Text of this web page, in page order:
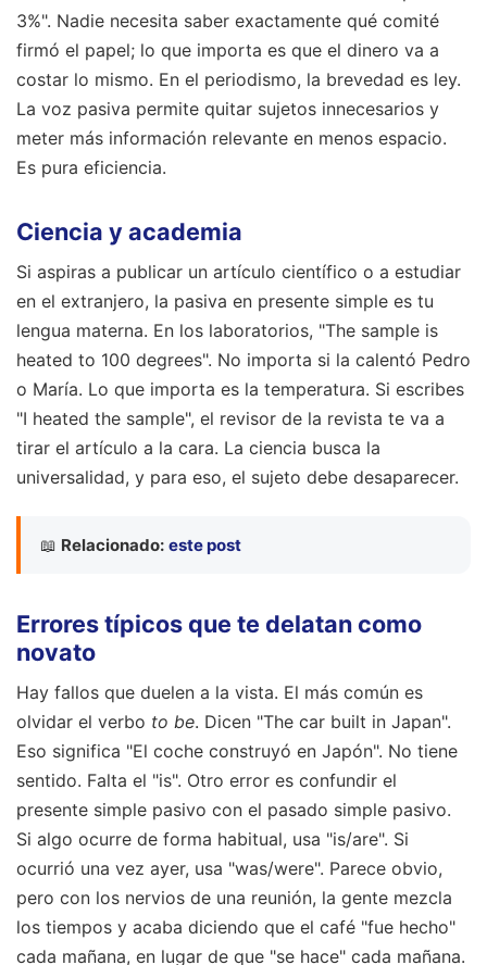
3%". Nadie necesita saber exactamente qué comité
firmó el papel; lo que importa es que el dinero va a
costar lo mismo. En el periodismo, la brevedad es ley.
La voz pasiva permite quitar sujetos innecesarios y
meter más información relevante en menos espacio.
Es pura eficiencia.
Ciencia y academia
Si aspiras a publicar un artículo científico o a estudiar
en el extranjero, la pasiva en presente simple es tu
lengua materna. En los laboratorios, "The sample is
heated to 100 degrees". No importa si la calentó Pedro
o María. Lo que importa es la temperatura. Si escribes
"I heated the sample", el revisor de la revista te va a
tirar el artículo a la cara. La ciencia busca la
universalidad, y para eso, el sujeto debe desaparecer.
📖 Relacionado: este post
Errores típicos que te delatan como
novato
Hay fallos que duelen a la vista. El más común es
olvidar el verbo to be. Dicen "The car built in Japan".
Eso significa "El coche construyó en Japón". No tiene
sentido. Falta el "is". Otro error es confundir el
presente simple pasivo con el pasado simple pasivo.
Si algo ocurre de forma habitual, usa "is/are". Si
ocurrió una vez ayer, usa "was/were". Parece obvio,
pero con los nervios de una reunión, la gente mezcla
los tiempos y acaba diciendo que el café "fue hecho"
cada mañana, en lugar de que "se hace" cada mañana.